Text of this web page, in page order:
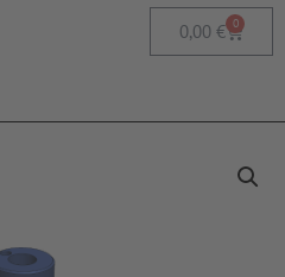
0,00 € 0